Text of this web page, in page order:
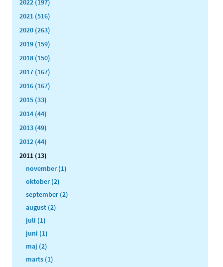
2022 (197)
2021 (516)
2020 (263)
2019 (159)
2018 (150)
2017 (167)
2016 (167)
2015 (33)
2014 (44)
2013 (49)
2012 (44)
2011 (13)
november (1)
oktober (2)
september (2)
august (2)
juli (1)
juni (1)
maj (2)
marts (1)